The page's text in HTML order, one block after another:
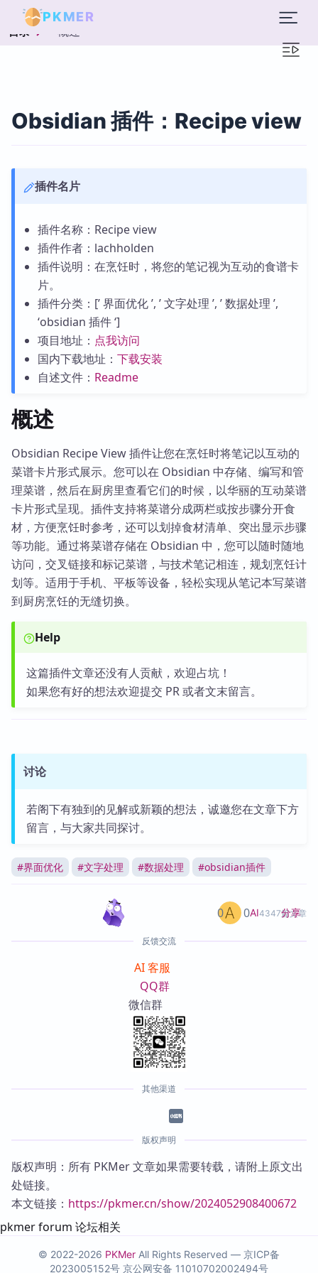
PKMER
目录 概述
Obsidian 插件：Recipe view
插件名片
插件名称：Recipe view
插件作者：lachholden
插件说明：在烹饪时，将您的笔记视为互动的食谱卡
片。
插件分类：[’ 界面优化 ’, ’ 文字处理 ’, ’ 数据处理 ’,
‘obsidian 插件 ‘]
项目地址： 点我访问
国内下载地址： 下载安装
自述文件： Readme
概述
Obsidian Recipe View 插件让您在烹饪时将笔记以互动的
菜谱卡片形式展示。您可以在 Obsidian 中存储、编写和管
理菜谱，然后在厨房里查看它们的时候，以华丽的互动菜谱
卡片形式呈现。插件支持将菜谱分成两栏或按步骤分开食
材，方便烹饪时参考，还可以划掉食材清单、突出显示步骤
等功能。通过将菜谱存储在 Obsidian 中，您可以随时随地
访问，交叉链接和标记菜谱，与技术笔记相连，规划烹饪计
划等。适用于手机、平板等设备，轻松实现从笔记本写菜谱
到厨房烹饪的无缝切换。
Help
这篇插件文章还没有人贡献，欢迎占坑！
如果您有好的想法欢迎提交 PR 或者文末留言。
讨论
若阁下有独到的见解或新颖的想法，诚邀您在文章下方
留言，与大家共同探讨。
#界面优化 #文字处理 #数据处理 #obsidian插件
AI4347篇文章
0 0 分享
反馈交流
AI 客服
QQ群
微信群
其他渠道
版权声明
版权声明：所有 PKMer 文章如果需要转载，请附上原文出
处链接。
本文链接： https://pkmer.cn/show/2024052908400672
pkmer forum 论坛相关
© 2022-2026 PKMer All Rights Reserved — 京ICP备
2023005152号 京公网安备 11010702002494号